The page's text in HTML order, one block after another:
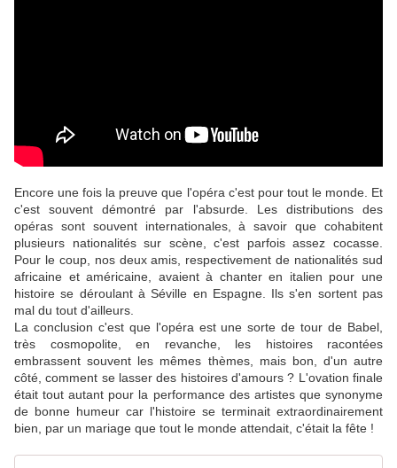
Encore une fois la preuve que l'opéra c'est pour tout le monde. Et
c'est souvent démontré par l'absurde. Les distributions des
opéras sont souvent internationales, à savoir que cohabitent
plusieurs nationalités sur scène, c'est parfois assez cocasse.
Pour le coup, nos deux amis, respectivement de nationalités sud
africaine et américaine, avaient à chanter en italien pour une
histoire se déroulant à Séville en Espagne. Ils s'en sortent pas
mal du tout d'ailleurs.
La conclusion c'est que l'opéra est une sorte de tour de Babel,
très cosmopolite, en revanche, les histoires racontées
embrassent souvent les mêmes thèmes, mais bon, d'un autre
côté, comment se lasser des histoires d'amours ? L'ovation finale
était tout autant pour la performance des artistes que synonyme
de bonne humeur car l'histoire se terminait extraordinairement
bien, par un mariage que tout le monde attendait, c'était la fête !